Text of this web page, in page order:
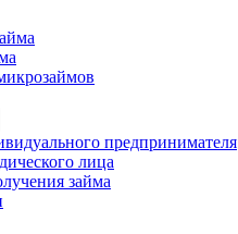
предпринимателя
лица
займа